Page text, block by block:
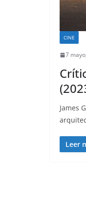
CINE
7
James
Leer